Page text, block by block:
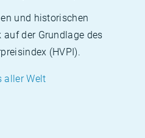
und historischen
der Grundlage des
(HVPI).
aller Welt